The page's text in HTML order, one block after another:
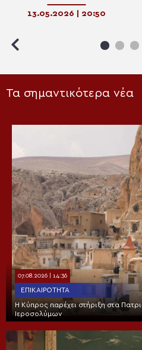
Αρκαλοχωρίου
13.05.2026 | 20:50
Τα σημαντικότερα νέα
07.08.2026 | 14:36
ΕΠΙΚΑΙΡΌΤΗΤΑ
Η Κύπρος παρέχει στήριξη στα
Ιεροσολύμων